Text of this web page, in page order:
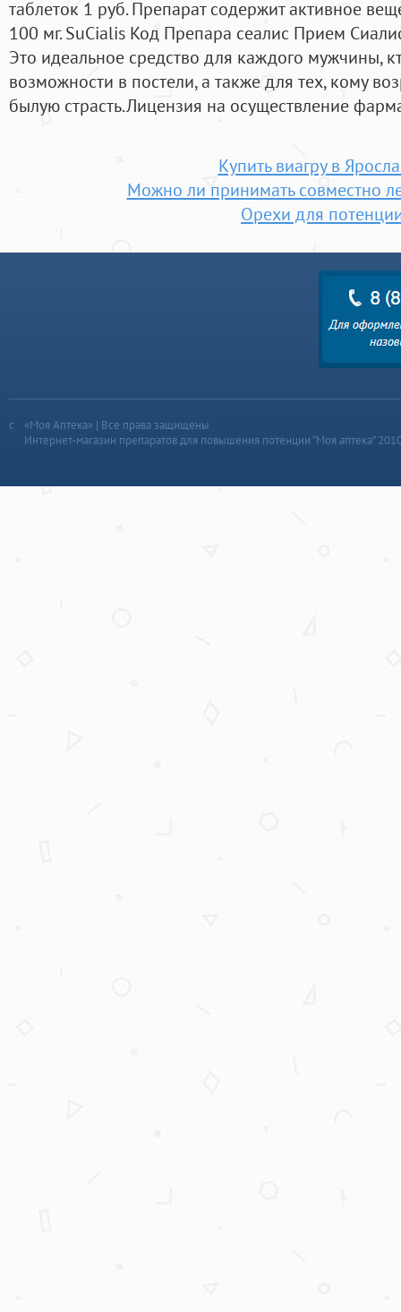
таблеток 1 руб. Препарат содержит активное
100 мг. SuCialis Код Препара сеалис Прием
Это идеальное средство для каждого мужчины,
возможности в постели, а также для тех, кому
былую страсть.Лицензия на осуществление
Купить виагру в
Можно ли принимать совместно
Орехи для
«Моя Аптека» | Все права защищены
Интернет-магазин препаратов для повышения потенции “Моя аптека”